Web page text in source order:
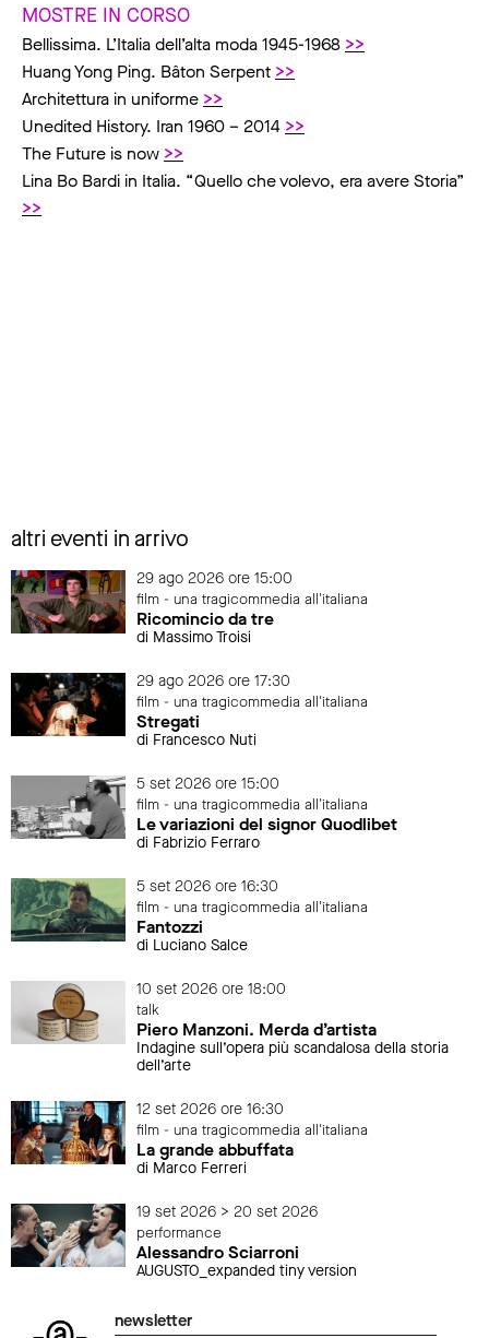
MOSTRE IN CORSO
Bellissima. L’Italia dell’alta moda 1945-1968 >>
Huang Yong Ping. Bâton Serpent >>
Architettura in uniforme >>
Unedited History. Iran 1960 – 2014 >>
The Future is now >>
Lina Bo Bardi in Italia. “Quello che volevo, era avere Storia”
>>
altri eventi in arrivo
29 ago 2026 ore 15:00
film - una tragicommedia all'italiana
Ricomincio da tre
di Massimo Troisi
29 ago 2026 ore 17:30
film - una tragicommedia all'italiana
Stregati
di Francesco Nuti
5 set 2026 ore 15:00
film - una tragicommedia all'italiana
Le variazioni del signor Quodlibet
di Fabrizio Ferraro
5 set 2026 ore 16:30
film - una tragicommedia all'italiana
Fantozzi
di Luciano Salce
10 set 2026 ore 18:00
talk
Piero Manzoni. Merda d’artista
Indagine sull’opera più scandalosa della storia
dell’arte
12 set 2026 ore 16:30
film - una tragicommedia all'italiana
La grande abbuffata
di Marco Ferreri
19 set 2026 > 20 set 2026
performance
Alessandro Sciarroni
AUGUSTO_expanded tiny version
newsletter